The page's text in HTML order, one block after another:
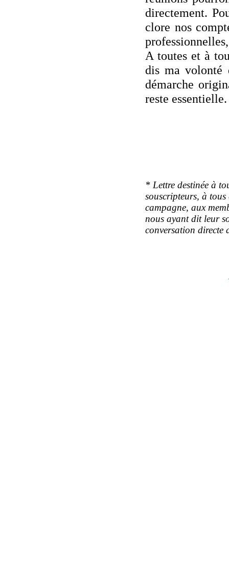
directement.
clore nos
A toutes et à
dis ma volonté
démarche
reste essentielle.
* Lettre destinée à
souscripteurs, à
campagne, aux
nous ayant dit leur
conversation directe